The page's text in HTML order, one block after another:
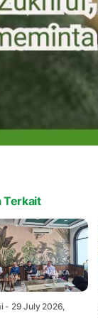
Terkait
- 29 July 2026,